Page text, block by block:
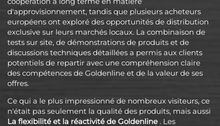
d'approvisionnement, tandis que plusieurs acheteurs
européens ont exploré des opportunités de distribution
exclusive sur leurs marchés locaux. La combinaison de
tests sur site, de démonstrations de produits et de
discussions techniques détaillées a permis aux clients
potentiels de repartir avec une compréhension claire
des compétences de Goldenline et de la valeur de ses
offres.
Ce qui a le plus impressionné de nombreux visiteurs, ce
n'était pas seulement la qualité des produits, mais aussi
La flexibilité et la réactivité de Goldenline . Les